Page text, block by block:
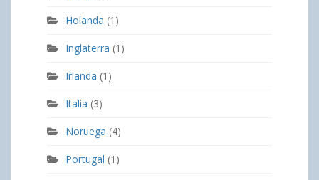
Holanda (1)
Inglaterra (1)
Irlanda (1)
Italia (3)
Noruega (4)
Portugal (1)